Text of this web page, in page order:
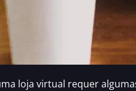
loja virtual requer